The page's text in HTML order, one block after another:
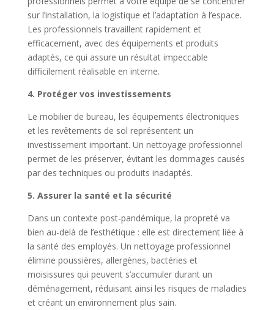
sur l’installation, la logistique et l’adaptation à l’espace.
Les professionnels travaillent rapidement et
efficacement, avec des équipements et produits
adaptés, ce qui assure un résultat impeccable
difficilement réalisable en interne.
4. Protéger vos investissements
Le mobilier de bureau, les équipements électroniques
et les revêtements de sol représentent un
investissement important. Un nettoyage professionnel
permet de les préserver, évitant les dommages causés
par des techniques ou produits inadaptés.
5. Assurer la santé et la sécurité
Dans un contexte post-pandémique, la propreté va
bien au-delà de l’esthétique : elle est directement liée à
la santé des employés. Un nettoyage professionnel
élimine poussières, allergènes, bactéries et
moisissures qui peuvent s’accumuler durant un
déménagement, réduisant ainsi les risques de maladies
et créant un environnement plus sain.